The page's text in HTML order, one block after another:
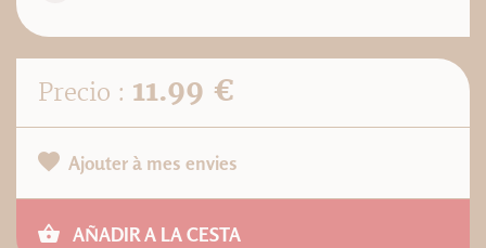
Precio : 11.99 €
Ajouter à mes envies
AÑADIR A LA CESTA